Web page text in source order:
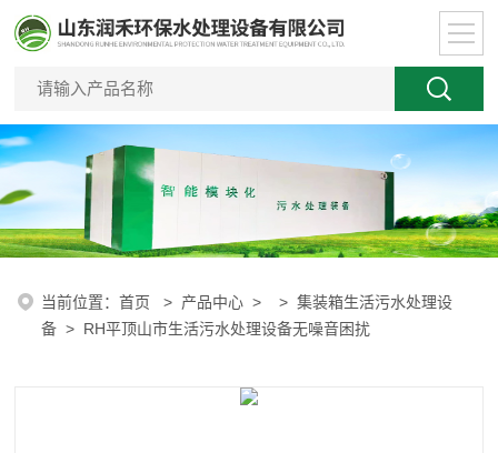
当前位置：首页 > 产品中心 > >集装箱生活污水处理设
备 > RH平顶山市生活污水处理设备无噪音困扰